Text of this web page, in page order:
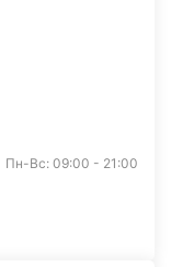
Пн-Вс: 09:00 - 21:00